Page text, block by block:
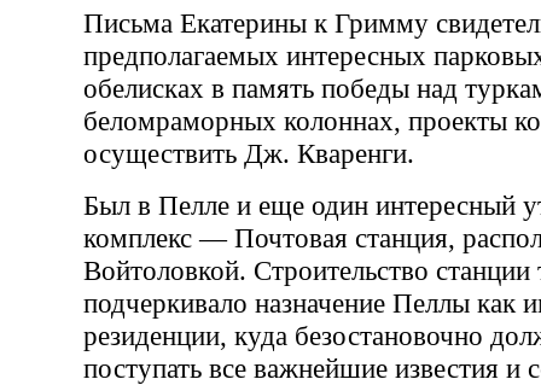
Письма Екатерины к Гримму
предполагаемых интересных
обелисках в память победы над
беломраморных колоннах, проекты
осуществить Дж. Кваренги.
Был в Пелле и еще один интересный
комплекс — Почтовая станция,
Войтоловкой. Строительство станции
подчеркивало назначение Пеллы как
резиденции, куда безостановочно
поступать все важнейшие известия и